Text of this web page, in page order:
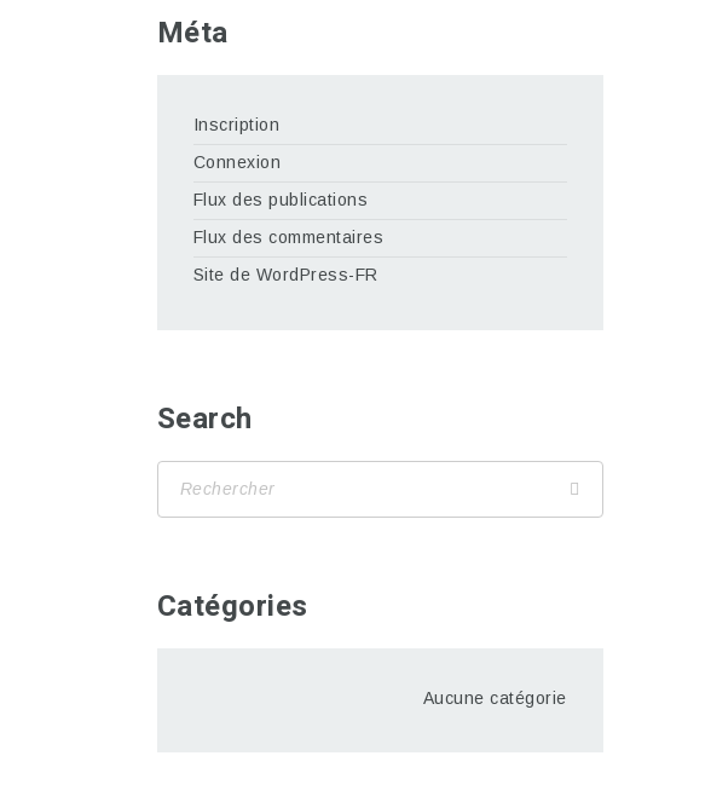
Méta
Inscription
Connexion
Flux des publications
Flux des commentaires
Site de WordPress-FR
Search
Catégories
Aucune catégorie